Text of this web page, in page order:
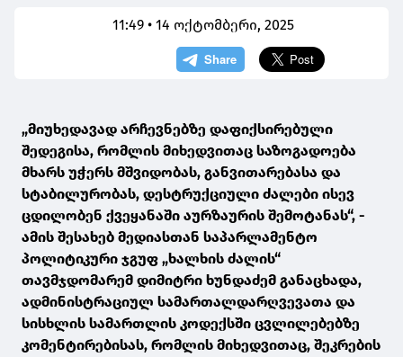
11:49 • 14 ოქტომბერი, 2025
„მიუხედავად არჩევნებზე დაფიქსირებული
შედეგისა, რომლის მიხედვითაც საზოგადოება
მხარს უჭერს მშვიდობას, განვითარებასა და
სტაბილურობას, დესტრუქციული ძალები ისევ
ცდილობენ ქვეყანაში აურზაურის შემოტანას“, -
ამის შესახებ მედიასთან საპარლამენტო
პოლიტიკური ჯგუფ „ხალხის ძალის“
თავმჯდომარემ დიმიტრი ხუნდაძემ განაცხადა,
ადმინისტრაციულ სამართალდარღვევათა და
სისხლის სამართლის კოდექსში ცვლილებებზე
კომენტირებისას, რომლის მიხედვითაც, შეკრების